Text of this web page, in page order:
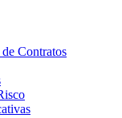
Contratos